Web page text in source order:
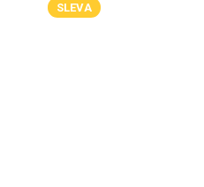
SLEVA